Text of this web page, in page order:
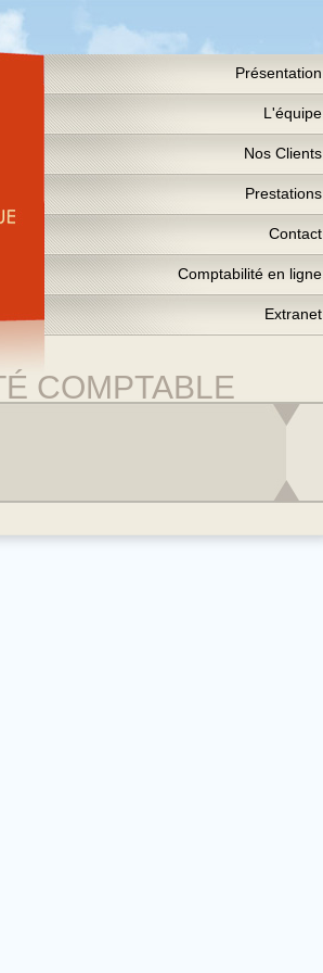
Présentation
L'équipe
Nos Clients
Prestations
Contact
Comptabilité en ligne
Extranet
COMPTABLE